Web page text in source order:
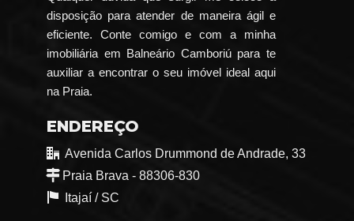
disposição para atender de maneira ágil e
eficiente. Conte comigo e com a minha
imobiliária em Balneário Camboriú para te
auxiliar a encontrar o seu imóvel ideal aqui
na Praia.
ENDEREÇO
Avenida Carlos Drummond de Andrade, 33
Praia Brava - 88306-830
Itajaí / SC